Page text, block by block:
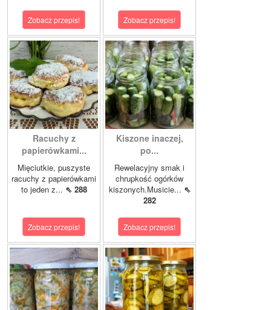
Zobacz przepis! Zobacz przepis!
Racuchy z
papierówkami...
Mięciutkie, puszyste
racuchy z papierówkami
to jeden z... ⇖ 288
Zobacz przepis!
Kiszone inaczej,
po...
Rewelacyjny smak i
chrupkość ogórków
kiszonych.Musicie... ⇖
282
Zobacz przepis!